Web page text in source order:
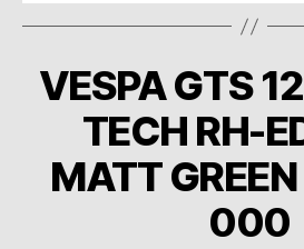
VESPA GTS
TECH RH-
MATT
000